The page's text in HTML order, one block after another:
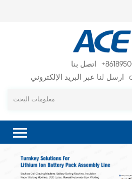
اتصل بنا
ارسل لنا عبر البريد الإلكتروني